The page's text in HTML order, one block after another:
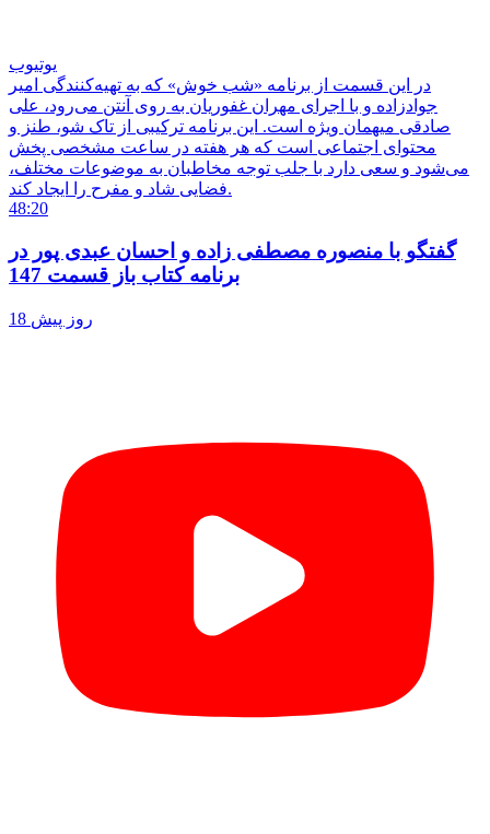
یوتیوب
در این قسمت از برنامه «شب خوش» که به تهیه‌کنندگی امیر
جوادزاده و با اجرای مهران غفوریان به روی آنتن می‌رود، علی
صادقی میهمان ویژه است. این برنامه ترکیبی از تاک شو، طنز و
محتوای اجتماعی است که هر هفته در ساعت مشخصی پخش
می‌شود و سعی دارد با جلب توجه مخاطبان به موضوعات مختلف،
فضایی شاد و مفرح را ایجاد کند.
48:20
گفتگو با منصوره مصطفی زاده و احسان عبدی پور در
برنامه کتاب باز قسمت 147
18 روز پیش